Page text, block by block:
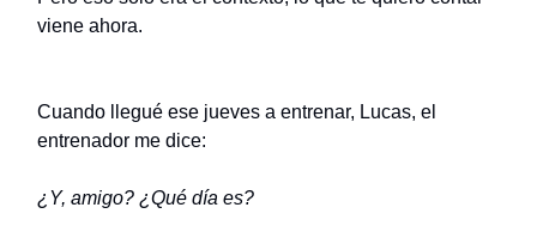
viene ahora.
Cuando llegué ese jueves a entrenar, Lucas, el
entrenador me dice:
¿Y, amigo? ¿Qué día es?